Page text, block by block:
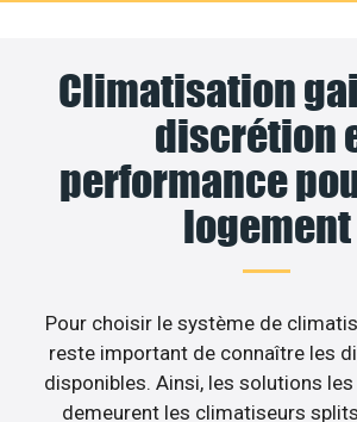
Climatisation
discrétion
performance
logement
Pour choisir le système de
reste important de connaître les
disponibles. Ainsi, les solutions
demeurent les climatiseurs